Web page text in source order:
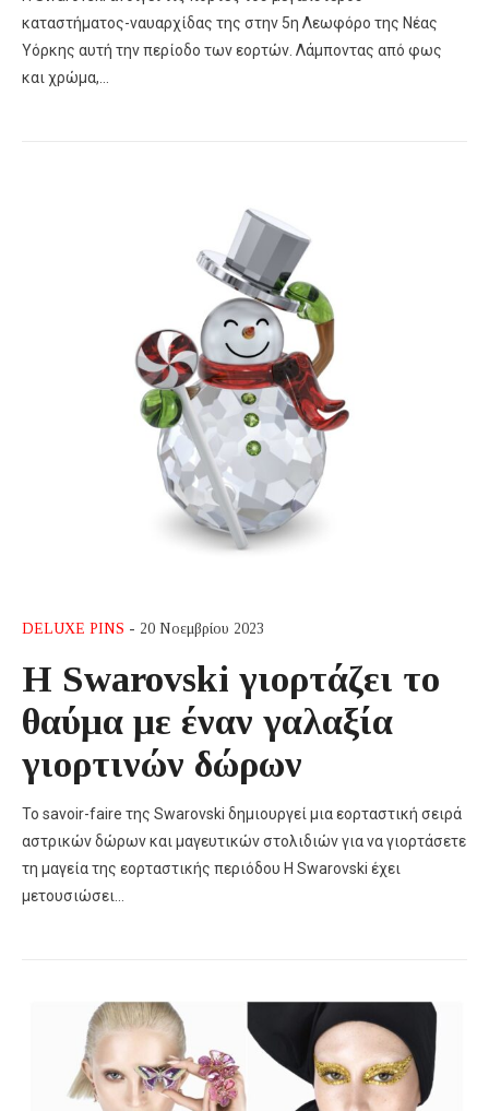
καταστήματος-ναυαρχίδας της στην 5η Λεωφόρο της Νέας
Υόρκης αυτή την περίοδο των εορτών. Λάμποντας από φως
και χρώμα,…
DELUXE PINS - 20 Νοεμβρίου 2023
Η Swarovski γιορτάζει το
θαύμα με έναν γαλαξία
γιορτινών δώρων
Το savoir-faire της Swarovski δημιουργεί μια εορταστική σειρά
αστρικών δώρων και μαγευτικών στολιδιών για να γιορτάσετε
τη μαγεία της εορταστικής περιόδου Η Swarovski έχει
μετουσιώσει…